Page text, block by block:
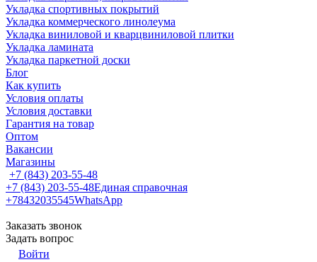
Укладка спортивных покрытий
Укладка коммерческого линолеума
Укладка виниловой и кварцвиниловой плитки
Укладка ламината
Укладка паркетной доски
Блог
Как купить
Условия оплаты
Условия доставки
Гарантия на товар
Оптом
Вакансии
Магазины
+7 (843) 203-55-48
+7 (843) 203-55-48Единая справочная
+78432035545WhatsApp
Заказать звонок
Задать вопрос
Войти